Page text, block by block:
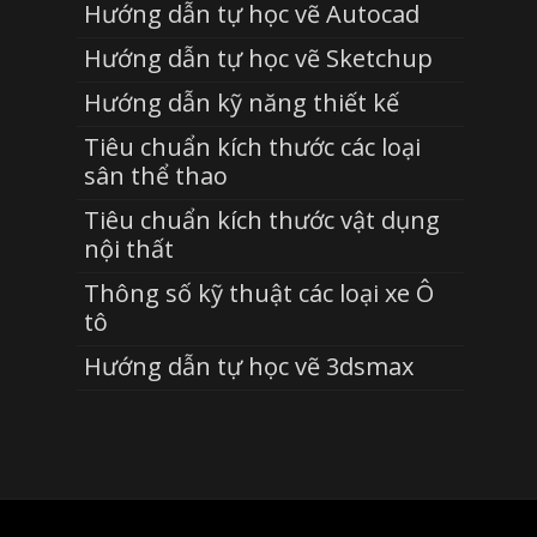
Hướng dẫn tự học vẽ Autocad
Hướng dẫn tự học vẽ Sketchup
Hướng dẫn kỹ năng thiết kế
Tiêu chuẩn kích thước các loại
sân thể thao
Tiêu chuẩn kích thước vật dụng
nội thất
Thông số kỹ thuật các loại xe Ô
tô
Hướng dẫn tự học vẽ 3dsmax